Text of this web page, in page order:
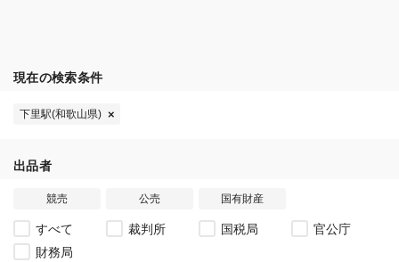
現在の検索条件
下里駅(和歌山県)
出品者
競売 公売 国有財産
すべて 裁判所 国税局
官公庁
財務局